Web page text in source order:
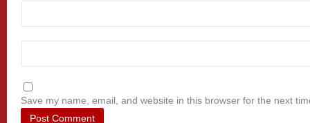
Save my name, email, and website in this browser for the next